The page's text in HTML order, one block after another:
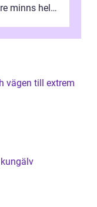
minns helt.
vägen till extrem